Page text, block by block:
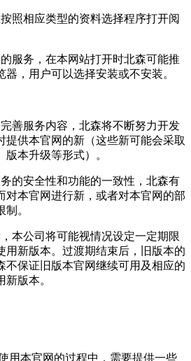
照相应类型的资料选择程序打开阅
服务，在本网站打开时北森可能推
，用户可以选择安装或不安装。
善服务内容，北森将不断努力开发
提供本官网的新（这些新可能会采取
本升级等形式）。
的安全性和功能的一致性，北森有
对本官网进行新，或者对本官网的部
。
本公司将可能视情况设定一定期限
用新版本。过渡期结束后，旧版本的
不保证旧版本官网继续可用及相应的
版本。
用本官网的过程中，需要提供一些